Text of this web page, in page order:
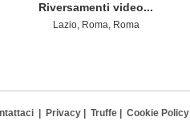
Riversamenti video...
Lazio, Roma, Roma
Privacy Truffe Cookie Policy